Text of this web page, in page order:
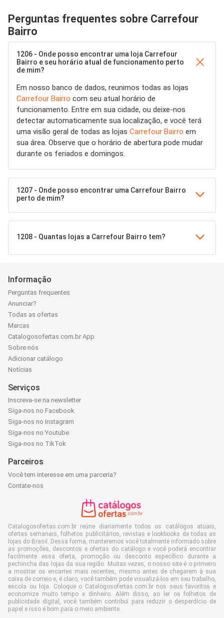
Perguntas frequentes sobre Carrefour
Bairro
1206 - Onde posso encontrar uma loja Carrefour
Bairro e seu horário atual de funcionamento perto
de mim?
Em nosso banco de dados, reunimos todas as lojas
Carrefour Bairro com seu atual horário de
funcionamento. Entre em sua cidade, ou deixe-nos
detectar automaticamente sua localização, e você terá
uma visão geral de todas as lojas Carrefour Bairro em
sua área. Observe que o horário de abertura pode mudar
durante os feriados e domingos.
1207 - Onde posso encontrar uma Carrefour Bairro
perto de mim?
1208 - Quantas lojas a Carrefour Bairro tem?
Informação
Perguntas frequentes
Anunciar?
Todas as ofertas
Marcas
Catalogosofertas.com.br App
Sobre nós
Adicionar catálogo
Notícias
Serviços
Inscreva-se na newsletter
Siga-nos no Facebook
Siga-nos no Instagram
Siga-nos no Youtube
Siga-nos no TikTok
Parceiros
Você tem interesse em uma parceria?
Contate-nos
Catalogosofertas.com.br reúne diariamente todos os catálogos atuais,
ofertas semanais, folhetos publicitários, revistas e lookbooks de todas as
lojas do Brasil. Dessa forma, manteremos você totalmente informado sobre
as promoções, descontos e ofertas do catálogo e você poderá encontrar
facilmente essa oferta, promoção ou desconto específico durante a
pechincha das lojas da sua região. Muitas vezes, o nosso site é o primeiro
a mostrar os encartes mais recentes, mesmo antes de chegarem à sua
caixa de correio e, é claro, você também pode visualizá-los em seu trabalho,
escola ou loja. Coloque o Catalogosofertas.com.br nos seus favoritos e
economize muito tempo e dinheiro. Além disso, ao ler os folhetos de
publicidade digital, você também contribui para reduzir o desperdício de
papel e isso é bom para o meio ambiente.